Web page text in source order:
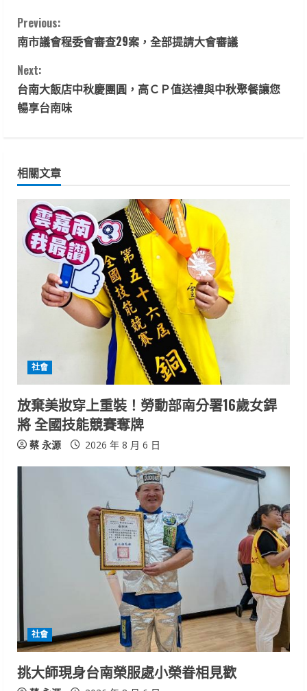
C
o
n
t
n
u
e
R
n
g
Previous:
南市議會程委會審查29案，全部提請大會審議
Next:
台南大飯店中秋慶團圓，高ＣＰ值送禮與中秋聚餐讓您
暢享台南味
相關文章
社會
放棄美妝穿上重裝！勞動部南分署16歲女銲
將 全國技能競賽奪牌
蔡 永源 2026 年 8 月 6 日
社會
挑大師現身台南榮服處小榮眷相見歡